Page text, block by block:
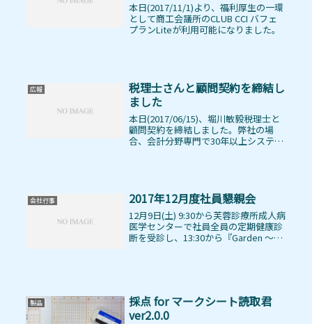
本日(2017/11/1)より、福利厚生の一環
として商工会議所のCLUB CCI バフェ
プランLiteが利用可能になりました。
広報
税理士さんと顧問契約を締結し
ました
本日(2017/06/15)、堀川敏毅税理士と
顧問契約を締結しました。弊社の場
合、会計分野専門で30年以上システム
会社行事 2017年12月度社員懇親会
12月9日(土) 9:30から芙蓉診療所成人病
医学センターで社員全員の定期健康診
断を受診し、13:30から『Garden ～ガ
製品
採点 for マークシート読取君
ver2.0.0